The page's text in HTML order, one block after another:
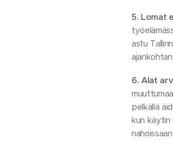
5. Lomat
astu
6. Alat
pelkällä
kun käytin